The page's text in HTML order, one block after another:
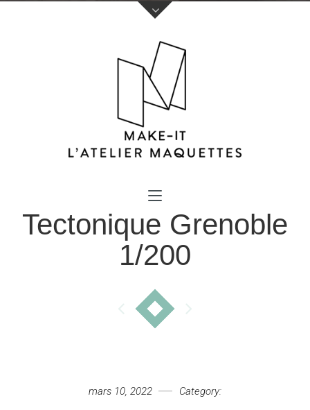
Votre nom (obligatoire)
Votre e-mail (obligatoire)
Tectonique Grenoble
1/200
mars 10, 2022 Category: